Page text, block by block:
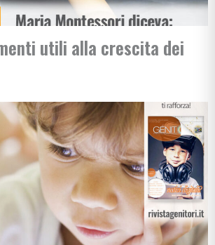
utili alla crescita dei